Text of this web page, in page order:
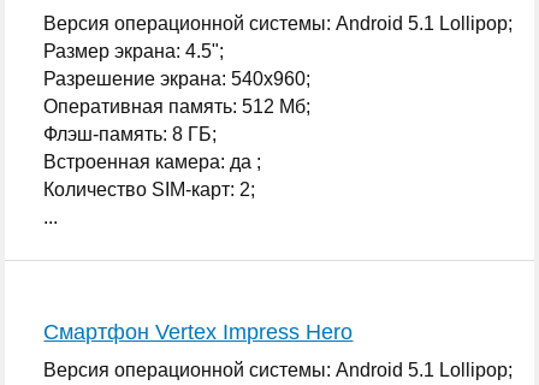
Версия операционной системы: Android 5.1 Lollipop;
Размер экрана: 4.5";
Разрешение экрана: 540x960;
Оперативная память: 512 Мб;
Флэш-память: 8 ГБ;
Встроенная камера: да ;
Количество SIM-карт: 2;
...
Смартфон Vertex Impress Hero
Версия операционной системы: Android 5.1 Lollipop;